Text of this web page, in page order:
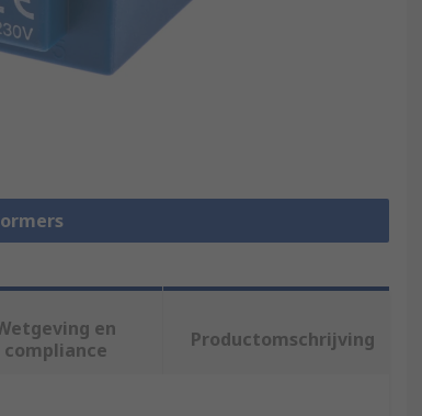
en
compliance
Productomschrijving